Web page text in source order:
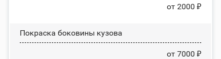
от 2000 ₽
Покраска боковины кузова
от 7000 ₽